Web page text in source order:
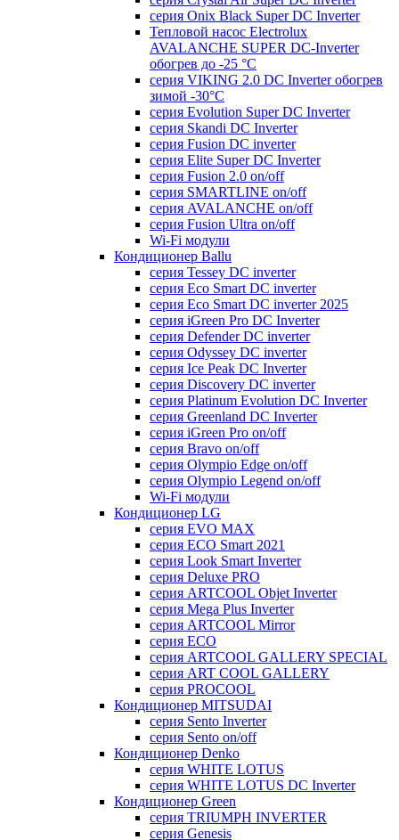
серия Onix Black Super DC Inverter
Тепловой насос Electrolux
AVALANCHE SUPER DC-Inverter
обогрев до -25 °С
серия VIKING 2.0 DC Inverter обогрев
зимой -30°С
серия Evolution Super DC Inverter
серия Skandi DC Inverter
серия Fusion DC inverter
серия Elite Super DC Inverter
серия Fusion 2.0 on/off
серия SMARTLINE on/off
серия AVALANCHE on/off
серия Fusion Ultra on/off
Wi-Fi модули
Кондиционер Ballu
серия Tessey DC inverter
серия Eco Smart DC inverter
серия Eco Smart DC inverter 2025
серия iGreen Pro DC Inverter
серия Defender DC inverter
серия Odyssey DC inverter
серия Ice Peak DС Inverter
cерия Discovery DC inverter
серия Platinum Evolution DC Inverter
серия Greenland DC Inverter
серия iGreen Pro on/off
серия Bravo on/off
серия Olympio Edge on/off
серия Olympio Legend on/off
Wi-Fi модули
Кондиционер LG
серия EVO MAX
серия ECO Smart 2021
серия Look Smart Inverter
серия Deluxe PRO
серия ARTCOOL Objet Inverter
серия Mega Plus Inverter
серия ARTCOOL Mirror
серия ECO
серия ARTCOOL GALLERY SPECIAL
серия ART COOL GALLERY
серия PROCOOL
Кондиционер MITSUDAI
серия Sento Inverter
серия Sento on/off
Кондиционер Denko
серия WHITE LOTUS
серия WHITE LOTUS DC Inverter
Кондиционер Green
серия TRIUMPH INVERTER
серия Genesis